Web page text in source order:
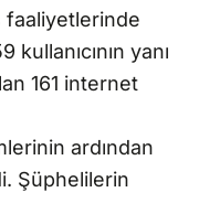
faaliyetlerinde
yanı
161 internet
ardından
Şüphelilerin